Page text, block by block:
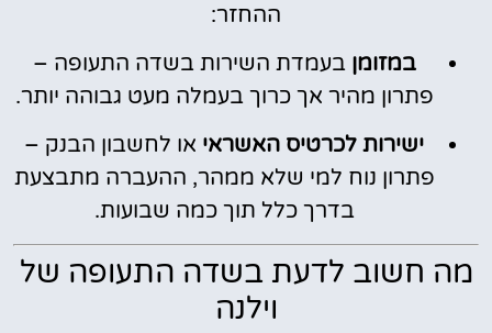
ההחזר:
במזומן בעמדת השירות בשדה התעופה –
פתרון מהיר אך כרוך בעמלה מעט גבוהה יותר.
ישירות לכרטיס האשראי או לחשבון הבנק –
פתרון נוח למי שלא ממהר, ההעברה מתבצעת
בדרך כלל תוך כמה שבועות.
מה חשוב לדעת בשדה התעופה של
וילנה